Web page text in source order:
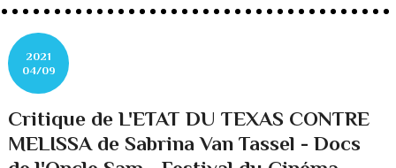
2021
04/09
Critique de L'ETAT DU TEXAS CONTRE
MELISSA de Sabrina Van Tassel - Docs